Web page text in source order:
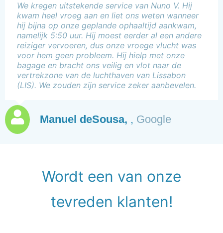
We kregen uitstekende service van Nuno V. Hij
kwam heel vroeg aan en liet ons weten wanneer
hij bijna op onze geplande ophaaltijd aankwam,
namelijk 5:50 uur. Hij moest eerder al een andere
reiziger vervoeren, dus onze vroege vlucht was
voor hem geen probleem. Hij hielp met onze
bagage en bracht ons veilig en vlot naar de
vertrekzone van de luchthaven van Lissabon
(LIS). We zouden zijn service zeker aanbevelen.
Manuel deSousa, , Google
Wordt een van onze
tevreden klanten!